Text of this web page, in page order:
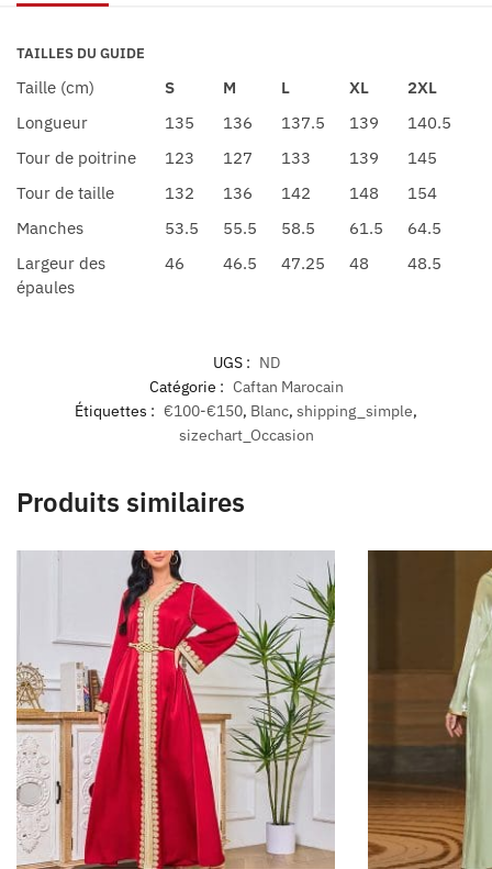
TAILLES DU GUIDE
Taille (cm) S M L XL
2XL
Longueur
135 136 137.5 139
140.5
Tour de poitrine
123 127 133 139
145
Tour de taille
132 136 142 148
154
Manches
53.5 55.5 58.5 61.5
64.5
Largeur des
épaules
46 46.5 47.25 48 48.5
UGS : ND
Catégorie : Caftan Marocain
Étiquettes : €100-€150, Blanc, shipping_simple,
sizechart_Occasion
Produits similaires